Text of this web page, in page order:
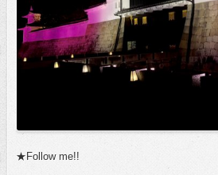
★Follow me!!